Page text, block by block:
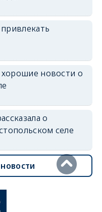
новости о
о
селе